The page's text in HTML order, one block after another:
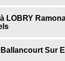
LOBRY
Ballancourt Sur